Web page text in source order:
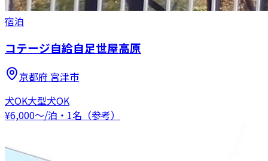
宿泊
コテージ自給自足世屋高原
京都府 宮津市
犬OK大型犬OK
¥6,000〜/泊・1名（参考）